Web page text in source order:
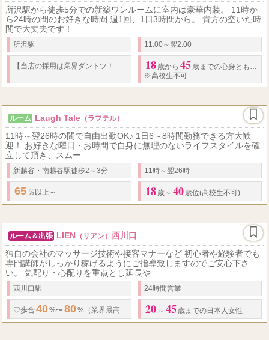
所沢駅から徒歩5分での新築ワンルームに室内は豪華内装。 11時か
ら24時の間のお好きな時間 週1回、1日3時間から。 貴方の空いた時
間で大丈夫です！
所沢駅 11:00～翌2:00
【当店の採用は業界ダントツ！】 セラピストに稼いで頂き、将来的に次へのステップ 18 歳から 45 歳までの心身ともに健康な方
※高校生不可
ルーム Laugh Tale （ラフテル）
11時～翌26時の間で自由出勤OK♪ 1日6～8時間勤務できる方大歓
迎！ お好きな曜日・お時間で自身に無理のないライフスタイルを確
立して頂き、スムー
新越谷・南越谷駅徒歩2～3分 11時～翌26時
65 ％以上～ 18 歳～ 40 歳位(高校生不可)
ルーム＆出張 LIEN （リアン） 西川口
独自の会社のマッサージ技術や接客マナーなど 初心者や経験者でも
専門講師がしっかり稼げるようにご指導致しますのでご安心下さ
い。 気配り・心配りを重点とし延長や
西川口駅 24時間営業
♡歩合 40%〜 80%（業界最高水準。 80 %出せるお店はここしかありま
20 ～ 45 歳までの日本人女性